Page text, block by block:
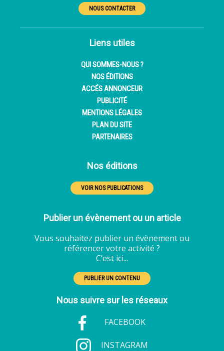
NOUS CONTACTER
Liens utiles
QUI SOMMES-NOUS ?
NOS ÉDITIONS
ACCÉS ANNONCEUR
PUBLICITÉ
MENTIONS LÉGALES
PLAN DU SITE
PARTENAIRES
Nos éditions
VOIR NOS PUBLICATIONS
Publier un évènement ou un article
Vous souhaitez publier un évènement ou
référencer votre activité ?
C’est ici...
PUBLIER UN CONTENU
Nous suivre sur les réseaux
FACEBOOK
INSTAGRAM